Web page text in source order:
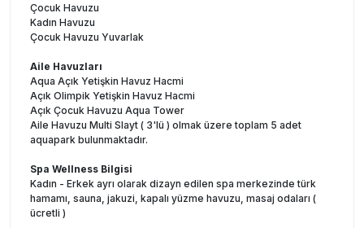
Çocuk Havuzu
Kadın Havuzu
Çocuk Havuzu Yuvarlak
Aile Havuzları
Aqua Açık Yetişkin Havuz Hacmi
Açık Olimpik Yetişkin Havuz Hacmi
Açık Çocuk Havuzu Aqua Tower
Aile Havuzu Multi Slayt ( 3'lü ) olmak üzere toplam 5 adet
aquapark bulunmaktadır.
Spa Wellness Bilgisi
Kadın - Erkek ayrı olarak dizayn edilen spa merkezinde türk
hamamı, sauna, jakuzi, kapalı yüzme havuzu, masaj odaları (
ücretli )